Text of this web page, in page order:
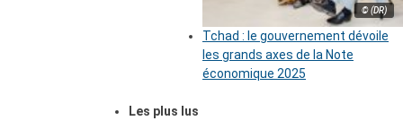
© (DR)
Tchad : le gouvernement dévoile
les grands axes de la Note
économique 2025
Les plus lus